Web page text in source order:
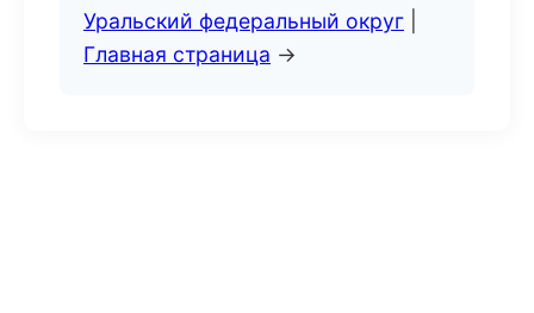
Уральский федеральный округ
Главная страница →